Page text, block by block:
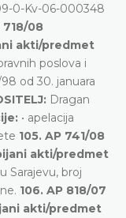
0-Kv-06-000348
718/08
akti/predmet
poslova i
od 30. januara
Dragan
• apelacija
105. AP 741/08
akti/predmet
Sarajevu, broj
106. AP 818/07
akti/predmet